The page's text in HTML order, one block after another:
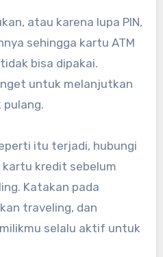
atau karena lupa PIN,
sehingga kartu ATM
bisa dipakai.
untuk melanjutkan
itu terjadi, hubungi
kredit sebelum
Katakan pada
traveling, dan
selalu aktif untuk